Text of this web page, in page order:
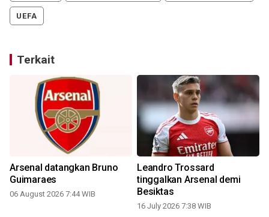
UEFA
Terkait
Arsenal datangkan Bruno
Guimaraes
06 August 2026 7:44 WIB
Leandro Trossard
tinggalkan Arsenal demi
Besiktas
16 July 2026 7:38 WIB